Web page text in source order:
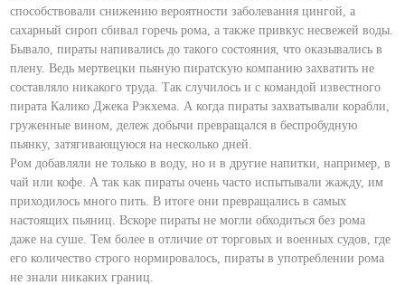
способствовали снижению вероятности заболевания цингой, а
сахарный сироп сбивал горечь рома, а также привкус несвежей воды.
Бывало, пираты напивались до такого состояния, что оказывались в
плену. Ведь мертвецки пьяную пиратскую компанию захватить не
составляло никакого труда. Так случилось и с командой известного
пирата Калико Джека Рэкхема. А когда пираты захватывали корабли,
груженные вином, дележ добычи превращался в беспробудную
пьянку, затягивающуюся на несколько дней.
Ром добавляли не только в воду, но и в другие напитки, например, в
чай или кофе. А так как пираты очень часто испытывали жажду, им
приходилось много пить. В итоге они превращались в самых
настоящих пьяниц. Вскоре пираты не могли обходиться без рома
даже на суше. Тем более в отличие от торговых и военных судов, где
его количество строго нормировалось, пираты в употреблении рома
не знали никаких границ.